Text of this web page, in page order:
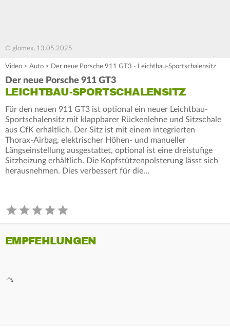
© glomex, 13.05.2025
Video > Auto > Der neue Porsche 911 GT3 - Leichtbau-Sportschalensitz
Der neue Porsche 911 GT3
LEICHTBAU-SPORTSCHALENSITZ
Für den neuen 911 GT3 ist optional ein neuer Leichtbau-
Sportschalensitz mit klappbarer Rückenlehne und Sitzschale
aus CfK erhältlich. Der Sitz ist mit einem integrierten
Thorax-Airbag, elektrischer Höhen- und manueller
Längseinstellung ausgestattet, optional ist eine dreistufige
Sitzheizung erhältlich. Die Kopfstützenpolsterung lässt sich
herausnehmen. Dies verbessert für die…
EMPFEHLUNGEN